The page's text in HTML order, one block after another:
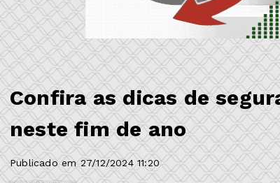
Confira as dicas de
neste fim de ano
Publicado em 27/12/2024 11:20